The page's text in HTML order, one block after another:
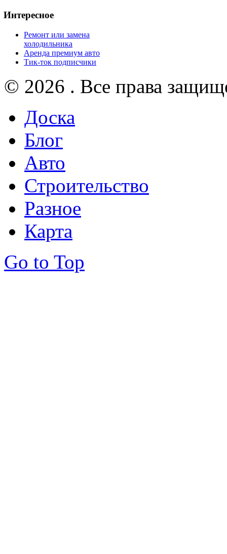
Интересное
Ремонт или замена
холодильника
Аренда премиум авто
Тик-ток подписчики
© 2026 . Все права
Доска
Блог
Авто
Строительство
Разное
Карта
Go to Top